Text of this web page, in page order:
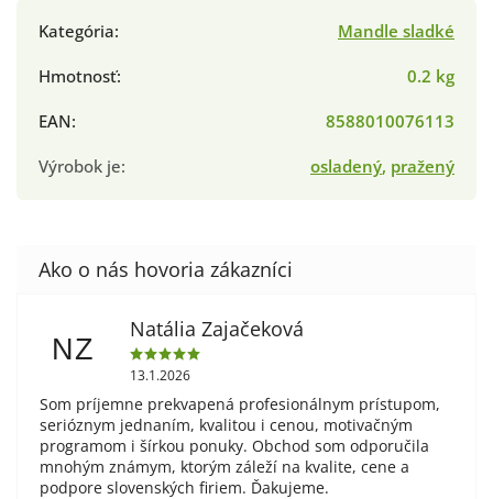
Kategória:
Mandle sladké
Hmotnosť:
0.2 kg
EAN:
8588010076113
Výrobok je: osladený, pražený
NZ
Natália Zajačeková
13.1.2026
Som príjemne prekvapená profesionálnym prístupom,
serióznym jednaním, kvalitou i cenou, motivačným
programom i šírkou ponuky. Obchod som odporučila
mnohým známym, ktorým záleží na kvalite, cene a
podpore slovenských firiem. Ďakujeme.